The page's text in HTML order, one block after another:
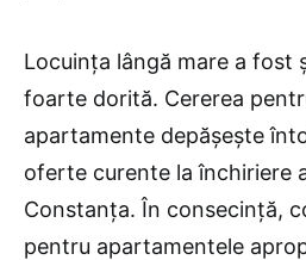
Locuința lângă mare a fost
foarte dorită. Cererea
apartamente depășește
oferte curente la închiriere
Constanța. În consecință,
pentru apartamentele